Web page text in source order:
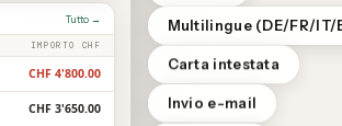
Multilingue (DE/FR/IT/
Carta intestata
Invio e-mail
Tutto →
IMPORTO CHF
CHF 4'800.00
CHF 3'650.00